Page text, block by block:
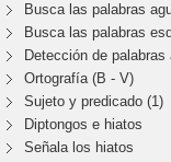
Busca las palabras
Busca las palabras
Detección de palabras
Ortografía (B - V)
Sujeto y predicado (1)
Diptongos e hiatos
Señala los hiatos